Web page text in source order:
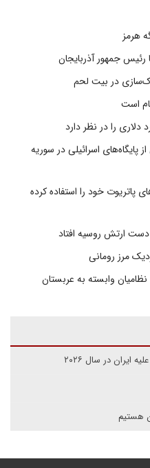
هرمز
جمهور آذربایجان
در بیت‌ لحم
است
پایگاه‌های اسرائیلی در سوریه
از موشک‌های پاتریوت خود را استفاده کرده
دست ارتش روسیه افتاد
مرز رومانی
وابسته به عربستان
در سال ۲۰۲۶
هستیم